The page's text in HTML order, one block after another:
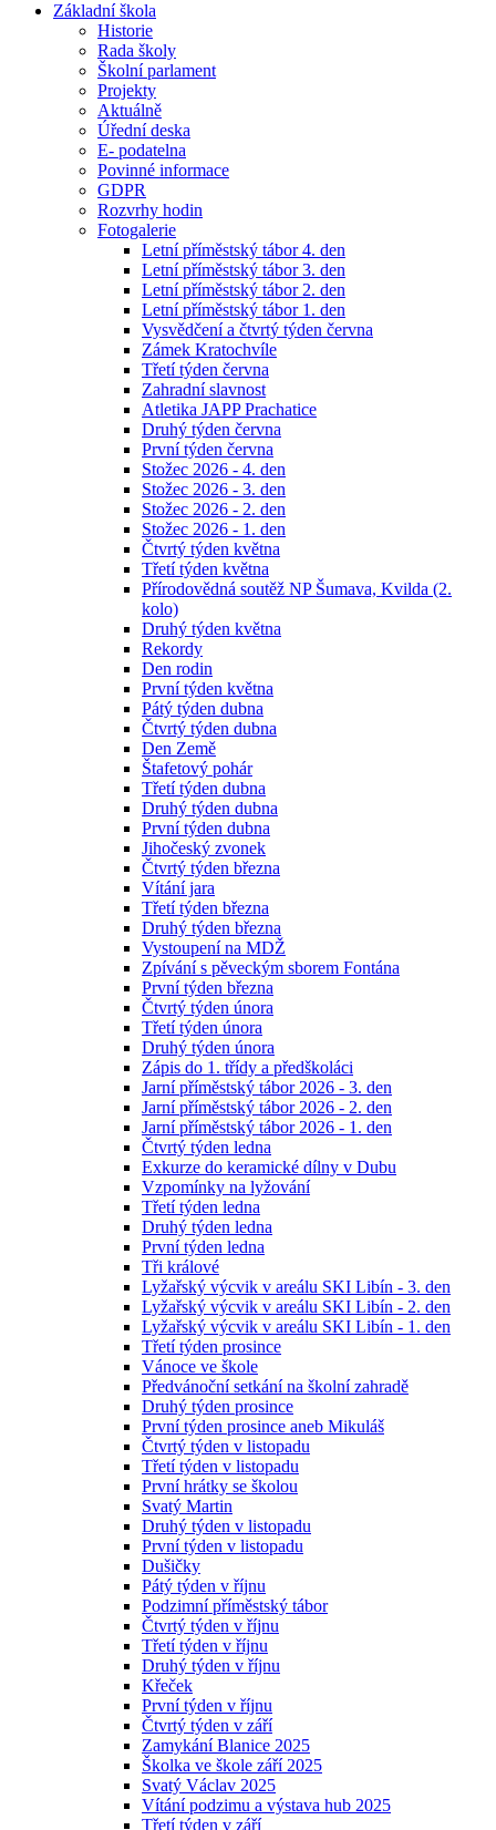
Základní škola
Historie
Rada školy
Školní parlament
Projekty
Aktuálně
Úřední deska
E- podatelna
Povinné informace
GDPR
Rozvrhy hodin
Fotogalerie
Letní příměstský tábor 4. den
Letní příměstský tábor 3. den
Letní příměstský tábor 2. den
Letní příměstský tábor 1. den
Vysvědčení a čtvrtý týden června
Zámek Kratochvíle
Třetí týden června
Zahradní slavnost
Atletika JAPP Prachatice
Druhý týden června
První týden června
Stožec 2026 - 4. den
Stožec 2026 - 3. den
Stožec 2026 - 2. den
Stožec 2026 - 1. den
Čtvrtý týden května
Třetí týden května
Přírodovědná soutěž NP Šumava, Kvilda (2.
kolo)
Druhý týden května
Rekordy
Den rodin
První týden května
Pátý týden dubna
Čtvrtý týden dubna
Den Země
Štafetový pohár
Třetí týden dubna
Druhý týden dubna
První týden dubna
Jihočeský zvonek
Čtvrtý týden března
Vítání jara
Třetí týden března
Druhý týden března
Vystoupení na MDŽ
Zpívání s pěveckým sborem Fontána
První týden března
Čtvrtý týden února
Třetí týden února
Druhý týden února
Zápis do 1. třídy a předškoláci
Jarní příměstský tábor 2026 - 3. den
Jarní příměstský tábor 2026 - 2. den
Jarní příměstský tábor 2026 - 1. den
Čtvrtý týden ledna
Exkurze do keramické dílny v Dubu
Vzpomínky na lyžování
Třetí týden ledna
Druhý týden ledna
První týden ledna
Tři králové
Lyžařský výcvik v areálu SKI Libín - 3. den
Lyžařský výcvik v areálu SKI Libín - 2. den
Lyžařský výcvik v areálu SKI Libín - 1. den
Třetí týden prosince
Vánoce ve škole
Předvánoční setkání na školní zahradě
Druhý týden prosince
První týden prosince aneb Mikuláš
Čtvrtý týden v listopadu
Třetí týden v listopadu
První hrátky se školou
Svatý Martin
Druhý týden v listopadu
První týden v listopadu
Dušičky
Pátý týden v říjnu
Podzimní příměstský tábor
Čtvrtý týden v říjnu
Třetí týden v říjnu
Druhý týden v říjnu
Křeček
První týden v říjnu
Čtvrtý týden v září
Zamykání Blanice 2025
Školka ve škole září 2025
Svatý Václav 2025
Vítání podzimu a výstava hub 2025
Třetí týden v září